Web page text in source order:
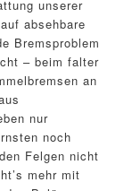
unserer
absehbare
Bremsproblem
– beim falter
an
nur
noch
Felgen nicht
mehr mit